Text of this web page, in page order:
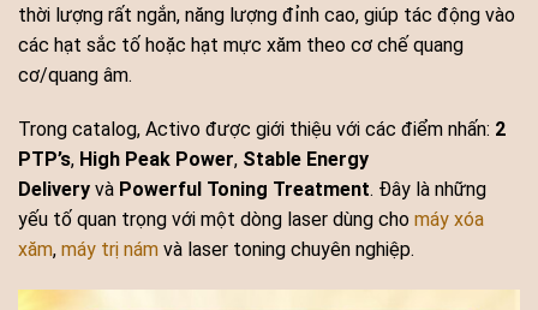
thời lượng rất ngắn, năng lượng đỉnh cao, giúp tác động vào
các hạt sắc tố hoặc hạt mực xăm theo cơ chế quang
cơ/quang âm.
Trong catalog, Activo được giới thiệu với các điểm nhấn: 2
PTP’s, High Peak Power, Stable Energy
Delivery và Powerful Toning Treatment. Đây là những
yếu tố quan trọng với một dòng laser dùng cho máy xóa
xăm, máy trị nám và laser toning chuyên nghiệp.